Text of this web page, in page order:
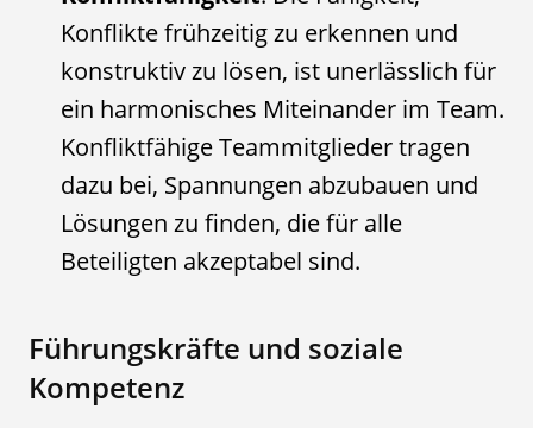
Konflikte frühzeitig zu erkennen und
konstruktiv zu lösen, ist unerlässlich für
ein harmonisches Miteinander im Team.
Konfliktfähige Teammitglieder tragen
dazu bei, Spannungen abzubauen und
Lösungen zu finden, die für alle
Beteiligten akzeptabel sind.
Führungskräfte und soziale
Kompetenz